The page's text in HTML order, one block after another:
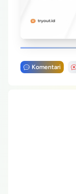
Komentari